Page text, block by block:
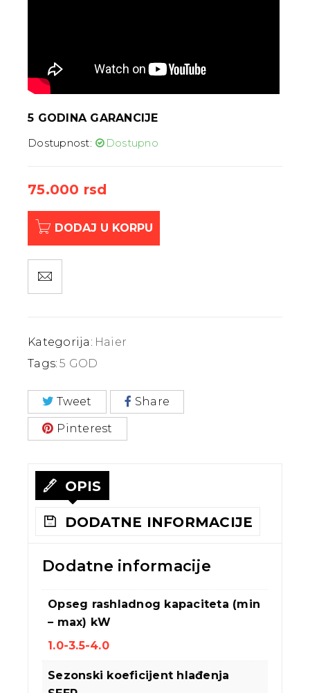
5 GODINA GARANCIJE
Dostupnost: Dostupno
75.000 rsd
DODAJ U KORPU
Kategorija: Haier
Tags: 5 GOD
Tweet Share
Pinterest
OPIS
DODATNE INFORMACIJE
Dodatne informacije
Opseg rashladnog kapaciteta (min
– max) kW
1.0-3.5-4.0
Sezonski koeficijent hlađenja